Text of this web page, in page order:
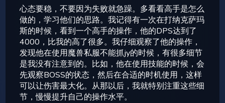
心态要稳，不要因为失败就急躁。多看看高手是怎么
做的，学习他们的思路。我记得有一次在打纳克萨玛
斯的时候，看到一个高手的操作，他的DPS达到了
4000，比我的高了很多。我仔细观察了他的操作，
发现他在使用魔兽私服不能抓jy的时候，有很多细节
是我没有注意到的。比如，他在使用技能的时候，会
先观察BOSS的状态，然后在合适的时机使用，这样
可以让伤害最大化。从那以后，我就特别注重这些细
节，慢慢提升自己的操作水平。